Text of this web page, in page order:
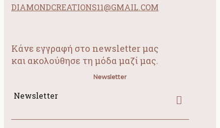
DIAMONDCREATIONS11@GMAIL.COM
Κάνε εγγραφή στο newsletter μας
και ακολούθησε τη μόδα μαζί μας.
Newsletter
Newsletter